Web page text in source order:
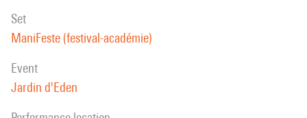
set
ManiFeste (festival-académie)
event
Jardin d'Eden